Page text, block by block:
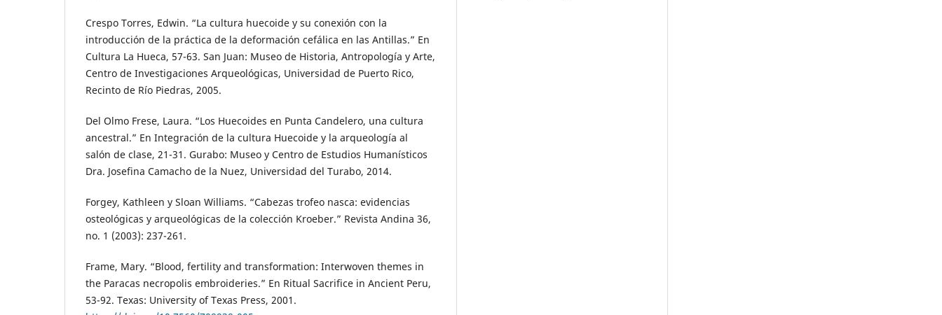
Crespo Torres, Edwin. “La cultura huecoide y su conexión con la
introducción de la práctica de la deformación cefálica en las Antillas.” En
Cultura La Hueca, 57-63. San Juan: Museo de Historia, Antropología y Arte,
Centro de Investigaciones Arqueológicas, Universidad de Puerto Rico,
Recinto de Río Piedras, 2005.
Del Olmo Frese, Laura. “Los Huecoides en Punta Candelero, una cultura
ancestral.” En Integración de la cultura Huecoide y la arqueología al
salón de clase, 21-31. Gurabo: Museo y Centro de Estudios Humanísticos
Dra. Josefina Camacho de la Nuez, Universidad del Turabo, 2014.
Forgey, Kathleen y Sloan Williams. “Cabezas trofeo nasca: evidencias
osteológicas y arqueológicas de la colección Kroeber.” Revista Andina 36,
no. 1 (2003): 237-261.
Frame, Mary. “Blood, fertility and transformation: Interwoven themes in
the Paracas necropolis embroideries.” En Ritual Sacrifice in Ancient Peru,
53-92. Texas: University of Texas Press, 2001.